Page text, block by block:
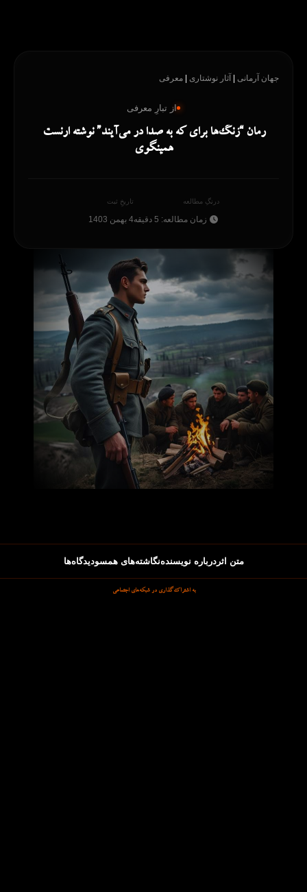
جهان آرمانی| آثار نوشتاری| معرفی
از تبارِ معرفی
رمان “زنگ‌ها برای که به صدا در می‌آیند” نوشته ارنست
همینگوی
درنگِ مطالعه
زمان مطالعه: 5 دقیقه
تاریخِ ثبت
4 بهمن 1403
متن اثر درباره نویسندهنگاشته‌های همسودیدگاه‌ها
به اشتراک‌گذاری در شبکه‌های اجتماعی